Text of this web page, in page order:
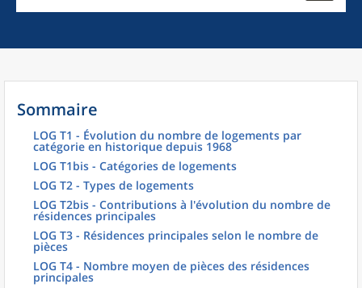
Sommaire
LOG T1 - Évolution du nombre de logements par
catégorie en historique depuis 1968
LOG T1bis - Catégories de logements
LOG T2 - Types de logements
LOG T2bis - Contributions à l'évolution du nombre de
résidences principales
LOG T3 - Résidences principales selon le nombre de
pièces
LOG T4 - Nombre moyen de pièces des résidences
principales